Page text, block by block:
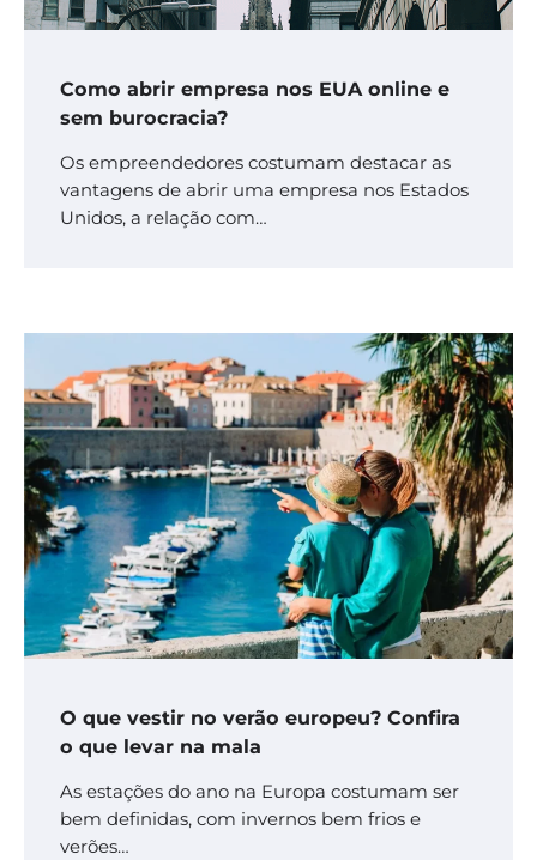
Como abrir empresa nos EUA online e
sem burocracia?
Os empreendedores costumam destacar as
vantagens de abrir uma empresa nos Estados
Unidos, a relação com…
O que vestir no verão europeu? Confira
o que levar na mala
As estações do ano na Europa costumam ser
bem definidas, com invernos bem frios e
verões…